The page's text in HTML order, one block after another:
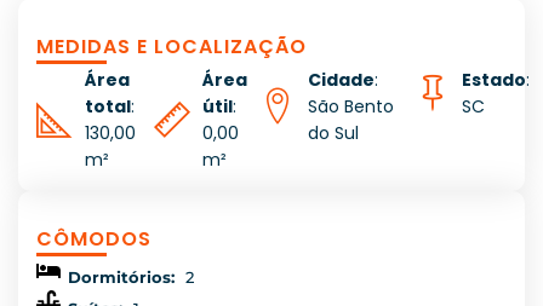
MEDIDAS E LOCALIZAÇÃO
Área
total:
130,00
m²
Área
útil:
0,00
m²
Cidade:
São Bento
do Sul
Estado:
SC
CÔMODOS
Dormitórios: 2